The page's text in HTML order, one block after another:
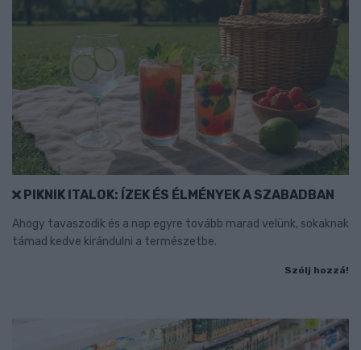
PIKNIK ITALOK: ÍZEK ÉS ÉLMÉNYEK A SZABADBAN
Ahogy tavaszodik és a nap egyre tovább marad velünk, sokaknak
támad kedve kirándulni a természetbe.
Szólj hozzá!